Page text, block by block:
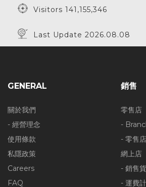
Visitors 141,155,346
Last Update 2026.08.08
GENERAL
關於我們
- 經營理念
使用條款
私隱政策
Careers
FAQ
銷售
零售店
-
- 零售
網上店
- 銷售
- 運費